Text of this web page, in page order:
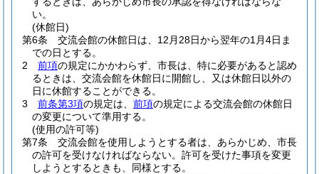
い。
(休館日)
第6条
交流会館の休館日は、12月28日から翌年の1月4日ま
での日とする。
2
前項の規定にかかわらず、市長は、特に必要があると認め
るときは、交流会館を休館日に開館し、又は休館日以外の
日に休館することができる。
3
前条第3項の規定は、 前項の規定による交流会館の休館日
の変更について準用する。
(使用の許可等)
第7条
交流会館を使用しようとする者は、あらかじめ、市長
の許可を受けなければならない。 許可を受けた事項を変更
しようとするときも、同様とする。